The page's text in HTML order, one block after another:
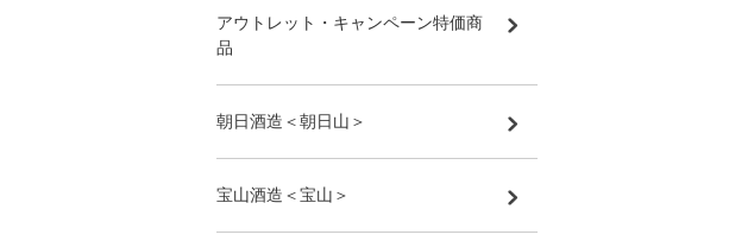
アウトレット・キャンペーン特価商
品
朝日酒造＜朝日山＞
宝山酒造＜宝山＞